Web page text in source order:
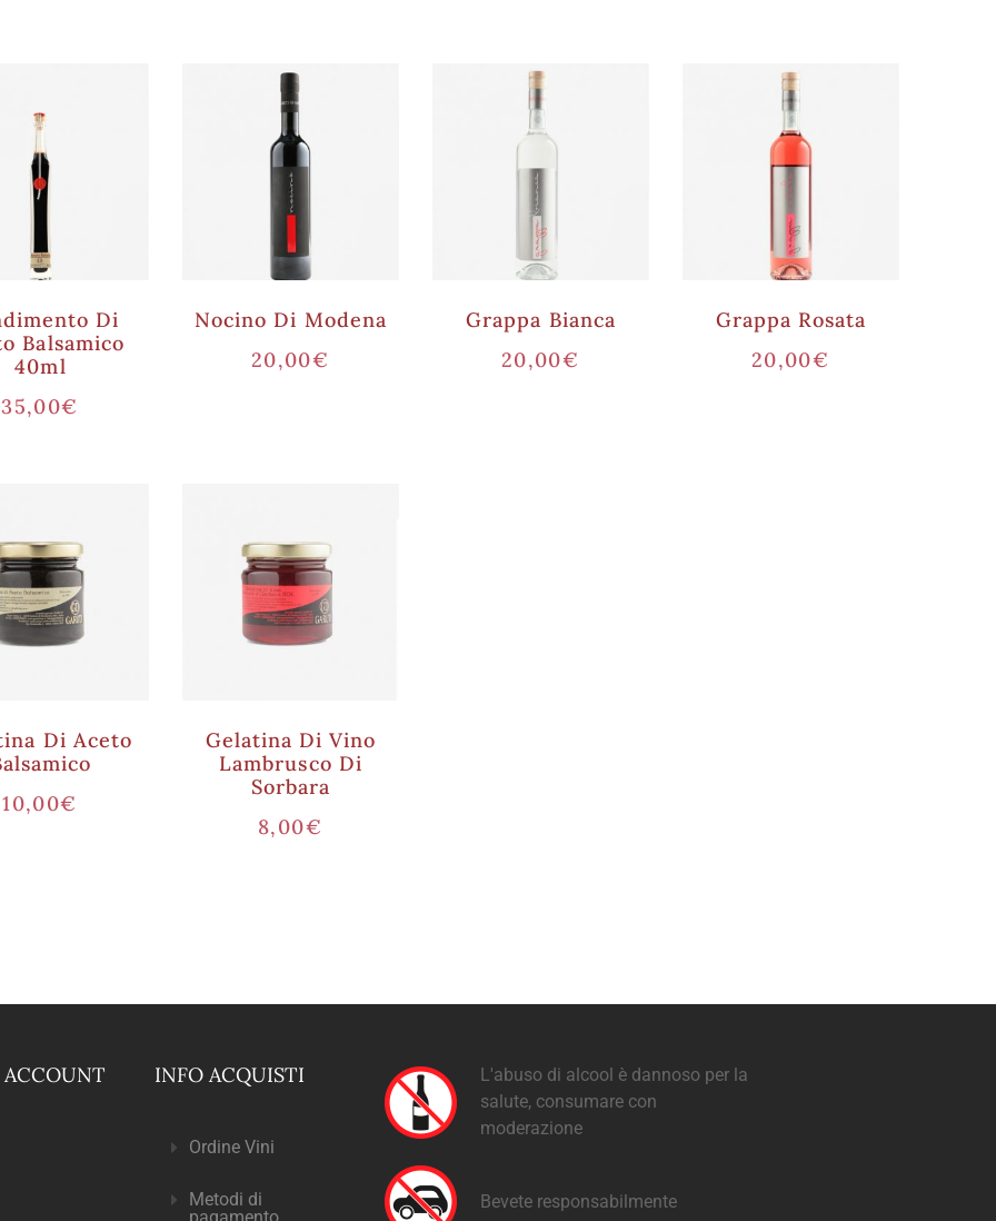
Di
Balsamico
40ml
35,00€
Nocino Di Modena
20,00€
Grappa Bianca
20,00€
Grappa Rosata
20,00€
Di Aceto
10,00€
Gelatina Di Vino
Lambrusco Di
Sorbara
8,00€
INFO ACQUISTI
Ordine Vini
Metodi di
L'abuso di alcool è dannoso per la
salute, consumare con
moderazione
Bevete responsabilmente